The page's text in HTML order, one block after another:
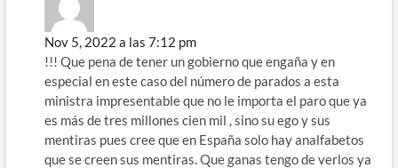
Nov 5, 2022 a las 7:12 pm
!!! Que pena de tener un gobierno que engaña y en
especial en este caso del número de parados a esta
ministra impresentable que no le importa el paro que ya
es más de tres millones cien mil , sino su ego y sus
mentiras pues cree que en España solo hay analfabetos
que se creen sus mentiras. Que ganas tengo de verlos ya